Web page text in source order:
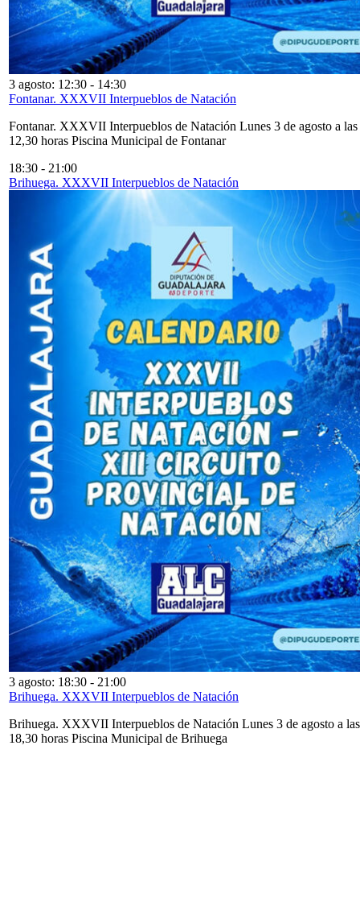
3 agosto: 12:30 - 14:30
Fontanar. XXXVII Interpueblos de Natación
Fontanar. XXXVII Interpueblos de Natación Lunes 3 de agosto a las
12,30 horas Piscina Municipal de Fontanar
18:30 - 21:00
Brihuega. XXXVII Interpueblos de Natación
3 agosto: 18:30 - 21:00
Brihuega. XXXVII Interpueblos de Natación
Brihuega. XXXVII Interpueblos de Natación Lunes 3 de agosto a las
18,30 horas Piscina Municipal de Brihuega